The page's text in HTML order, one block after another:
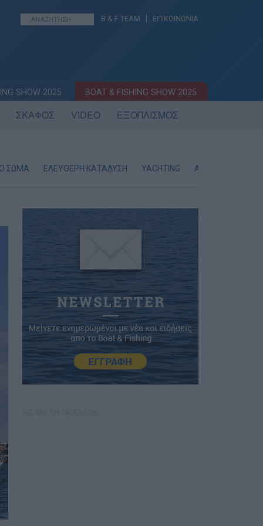
B & F TEAM ΕΠΙΚΟΙΝΩΝΙΑ
SHOW 2025 BOAT & FISHING SHOW 2025
ΣΚΑΦΟΣ VIDEO ΕΞΟΠΛΙΣΜΟΣ
ΣΩΜΑ ΕΛΕΥΘΕΡΗ ΚΑΤΑΔΥΣΗ YACHTING AYTOKINHTA